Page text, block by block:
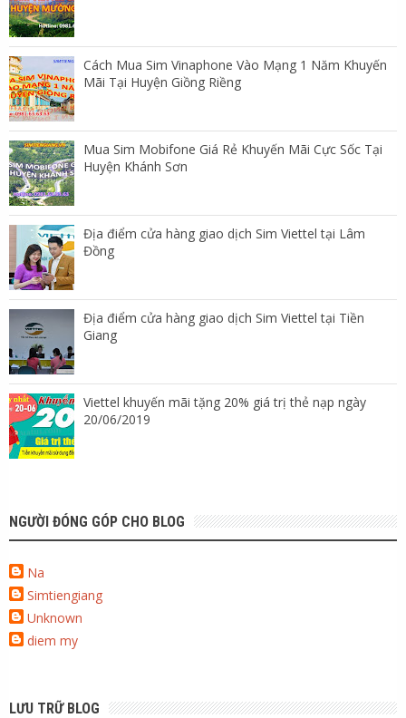
Cách Mua Sim Vinaphone Vào Mạng 1 Năm Khuyến
Mãi Tại Huyện Giồng Riềng
Mua Sim Mobifone Giá Rẻ Khuyến Mãi Cực Sốc Tại
Huyện Khánh Sơn
Địa điểm cửa hàng giao dịch Sim Viettel tại Lâm
Đồng
Địa điểm cửa hàng giao dịch Sim Viettel tại Tiền
Giang
Viettel khuyến mãi tặng 20% giá trị thẻ nạp ngày
20/06/2019
NGƯỜI ĐÓNG GÓP CHO BLOG
Na
Simtiengiang
Unknown
diem my
LƯU TRỮ BLOG